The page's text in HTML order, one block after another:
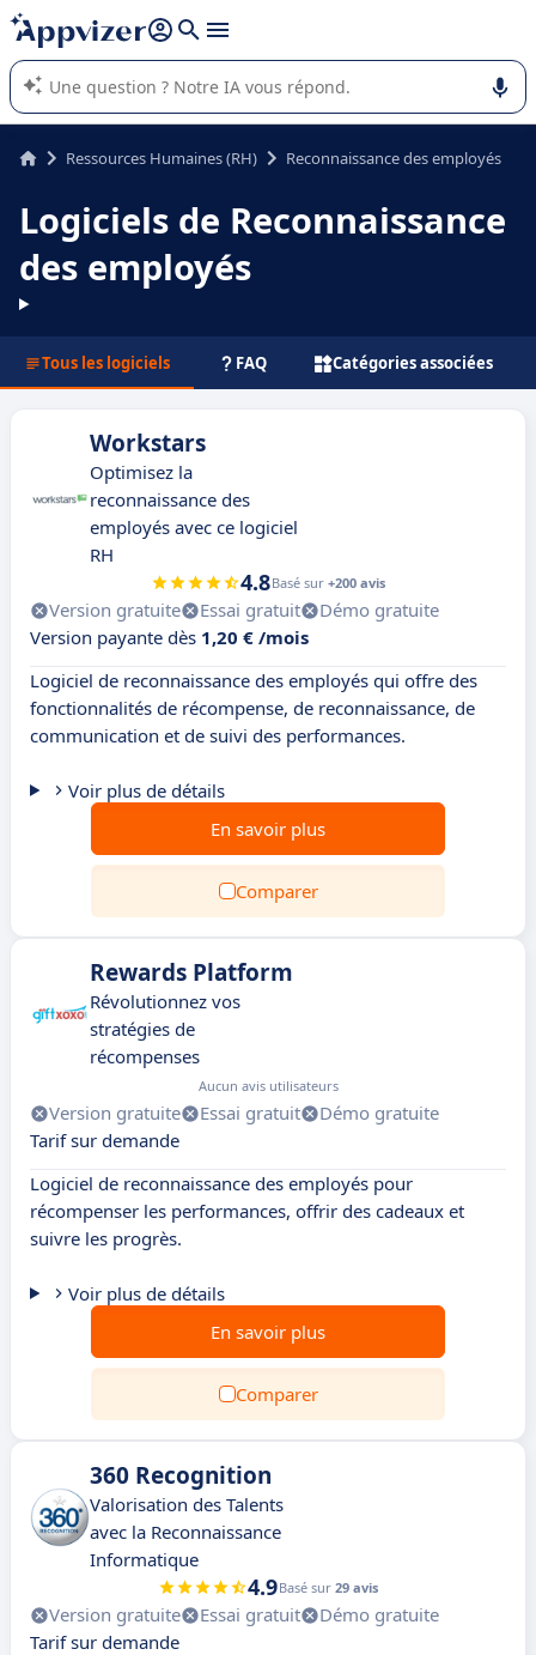
répondre (plusieurs lignes avec
L'IA de Appvizer vous guide dans l'utilisation ou la sélection de
logiciel SaaS en entreprise.
Ressources Humaines (RH) Reconnaissance des employés
Logiciels de Reconnaissance
des employés
Tous les logiciels FAQ Catégories associées
Workstars
Optimisez la
reconnaissance des
employés avec ce logiciel
RH
4.8Basé sur +200 avis
Version gratuite Essai gratuit
Démo gratuite
Version payante dès 1,20 € /mois
Logiciel de reconnaissance des employés qui offre des
fonctionnalités de récompense, de reconnaissance, de
communication et de suivi des performances.
Voir plus de détails
En savoir plus
Comparer
Rewards Platform
Révolutionnez vos
stratégies de
récompenses
Aucun avis utilisateurs
Version gratuite Essai gratuit
Démo gratuite
Tarif sur demande
Logiciel de reconnaissance des employés pour
récompenser les performances, offrir des cadeaux et
suivre les progrès.
Voir plus de détails
En savoir plus
Comparer
360 Recognition
Valorisation des Talents
avec la Reconnaissance
Informatique
4.9Basé sur 29 avis
Version gratuite Essai gratuit
Démo gratuite
Tarif sur demande